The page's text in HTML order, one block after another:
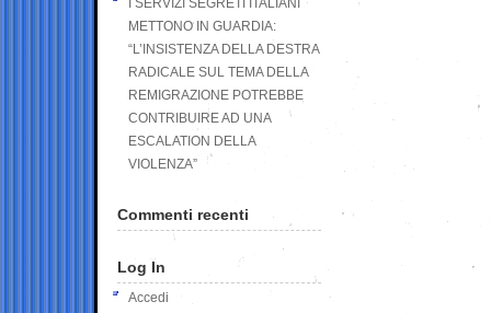
I SERVIZI SEGRETI ITALIANI
METTONO IN GUARDIA:
“L’INSISTENZA DELLA DESTRA
RADICALE SUL TEMA DELLA
REMIGRAZIONE POTREBBE
CONTRIBUIRE AD UNA
ESCALATION DELLA
VIOLENZA”
Commenti recenti
Log In
Accedi